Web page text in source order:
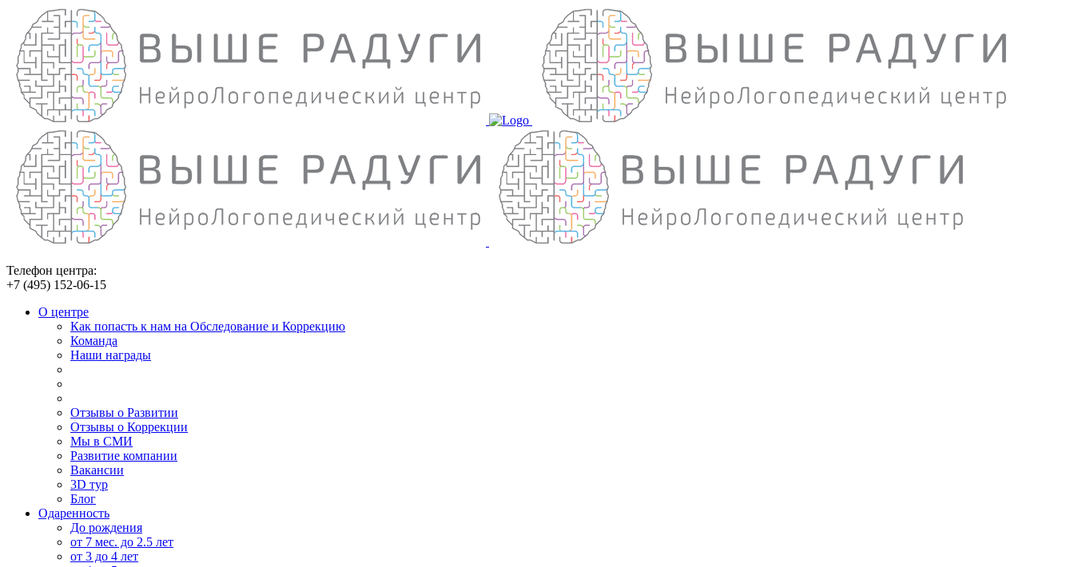
Телефон центра:
+7 (495) 152-06-15
О центре
Как попасть к нам на Обследование и Коррекцию
Команда
Наши награды
Отзывы о Развитии
Отзывы о Коррекции
Мы в СМИ
Развитие компании
Вакансии
3D тур
Блог
Одаренность
До рождения
от 7 мес. до 2.5 лет
от 3 до 4 лет